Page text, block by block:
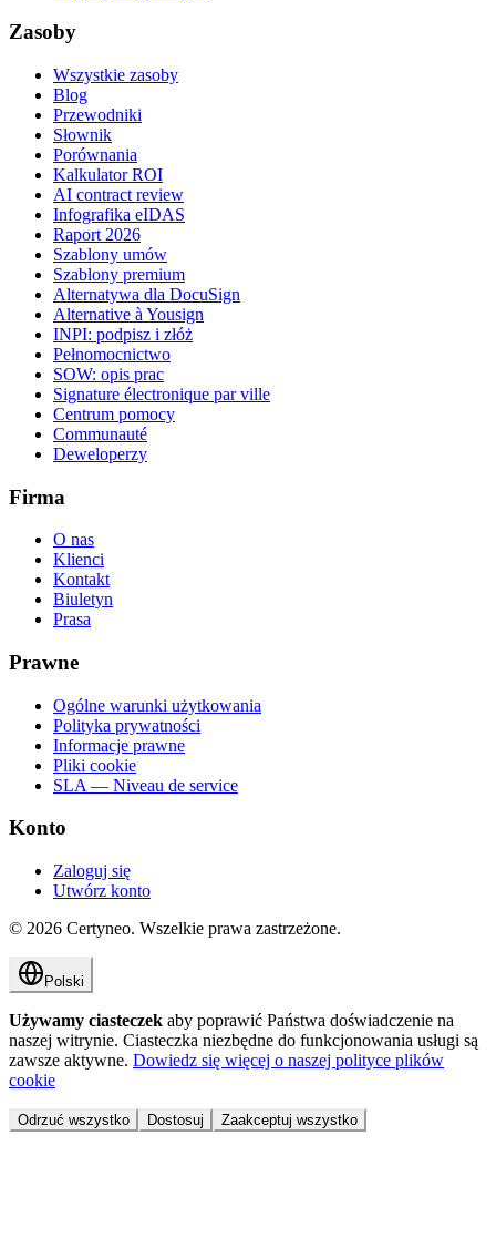
Zasoby
Wszystkie zasoby
Blog
Przewodniki
Słownik
Porównania
Kalkulator ROI
AI contract review
Infografika eIDAS
Raport 2026
Szablony umów
Szablony premium
Alternatywa dla DocuSign
Alternative à Yousign
INPI: podpisz i złóż
Pełnomocnictwo
SOW: opis prac
Signature électronique par ville
Centrum pomocy
Communauté
Deweloperzy
Firma
O nas
Klienci
Kontakt
Biuletyn
Prasa
Prawne
Ogólne warunki użytkowania
Polityka prywatności
Informacje prawne
Pliki cookie
SLA — Niveau de service
Konto
Zaloguj się
Utwórz konto
© 2026 Certyneo. Wszelkie prawa zastrzeżone.
Polski
Używamy ciasteczek aby poprawić Państwa doświadczenie na
naszej witrynie. Ciasteczka niezbędne do funkcjonowania usługi są
zawsze aktywne. Dowiedz się więcej o naszej polityce plików
cookie
Odrzuć wszystko Dostosuj Zaakceptuj wszystko